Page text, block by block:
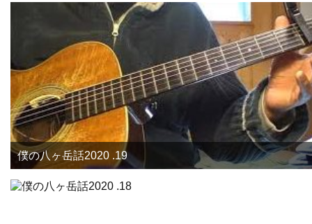
僕の八ヶ岳話2020 .19